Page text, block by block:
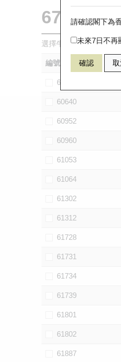
請確認閣下為
未來7日不再
確認
67438 瑞
選擇牛熊證作比較 *你
編號
60102
60640
60952
60960
61053
61064
61302
61312
61728
61731
61734
61739
61801
61802
61887